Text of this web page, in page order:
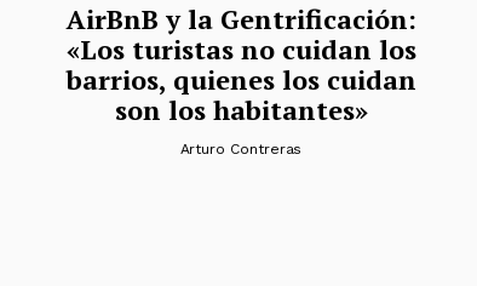
AirBnB y la Gentrificación:
«Los turistas no cuidan los
barrios, quienes los cuidan
son los habitantes»
Arturo Contreras